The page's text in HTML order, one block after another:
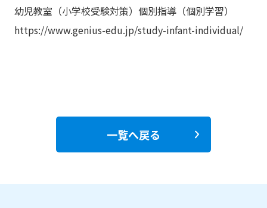
幼児教室（小学校受験対策）個別指導（個別学習）
https://www.genius-edu.jp/study-infant-individual/
一覧へ戻る